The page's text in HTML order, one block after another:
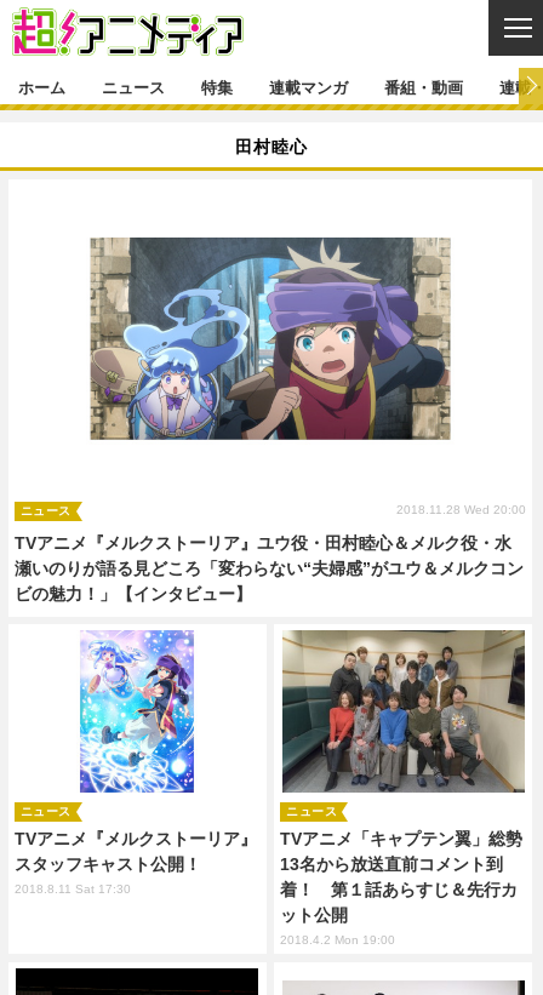
ゲーム・アプリ マンガ
映画 音楽
グッズ イベント
声優 コスプレ
舞台 新帝スタ
特集一覧 カバー
インタビュー レポート
ラキりす
連載マンガ
連載マンガ一覧 連載一覧
番組・動画
番組・動画一覧 ラジオ
動画
連載・ブログ
連載・ブログ一覧 コラム
編集部ブログ・お知らせ
ホーム ニュース 特集 連載マンガ 番組・動画 連載
田村睦心
TVアニメ『メルクストーリア』ユウ役・田村睦心＆メルク役・水
瀬いのりが語る見どころ「変わらない“夫婦感”がユウ＆メルクコン
ビの魅力！」【インタビュー】
ニュース 2018.11.28 Wed 20:00
TVアニメ『メルクストーリア』
スタッフキャスト公開！
ニュース
2018.8.11 Sat 17:30
TVアニメ「キャプテン翼」総勢
13名から放送直前コメント到
着！ 第１話あらすじ＆先行カ
ット公開
ニュース
2018.4.2 Mon 19:00